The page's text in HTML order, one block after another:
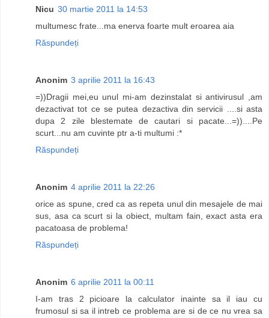
Nicu 30 martie 2011 la 14:53
multumesc frate...ma enerva foarte mult eroarea aia
Răspundeți
Anonim 3 aprilie 2011 la 16:43
=))Dragii mei,eu unul mi-am dezinstalat si antivirusul ,am
dezactivat tot ce se putea dezactiva din servicii ....si asta
dupa 2 zile blestemate de cautari si pacate...=))....Pe
scurt...nu am cuvinte ptr a-ti multumi :*
Răspundeți
Anonim 4 aprilie 2011 la 22:26
orice as spune, cred ca as repeta unul din mesajele de mai
sus, asa ca scurt si la obiect, multam fain, exact asta era
pacatoasa de problema!
Răspundeți
Anonim 6 aprilie 2011 la 00:11
I-am tras 2 picioare la calculator inainte sa il iau cu
frumosul si sa il intreb ce problema are si de ce nu vrea sa